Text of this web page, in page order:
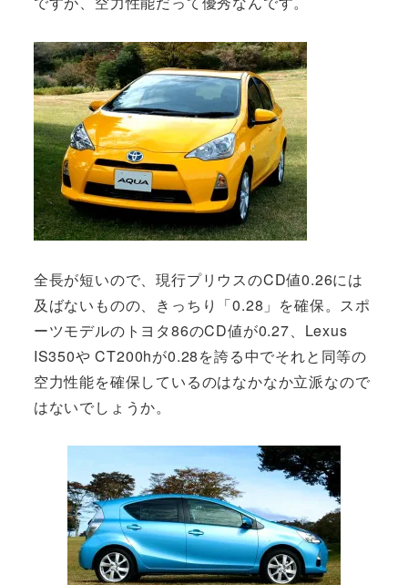
全長が短いので、現行プリウスのCD値0.26には
及ばないものの、きっちり「0.28」を確保。スポ
ーツモデルのトヨタ86のCD値が0.27、Lexus
IS350や CT200hが0.28を誇る中でそれと同等の
空力性能を確保しているのはなかなか立派なので
はないでしょうか。